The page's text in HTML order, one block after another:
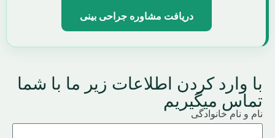
دریافت مشاوره جراحی بینی
وارد کردن اطلاعات زیر ما با شما
میگیریم
نام خانوادگی